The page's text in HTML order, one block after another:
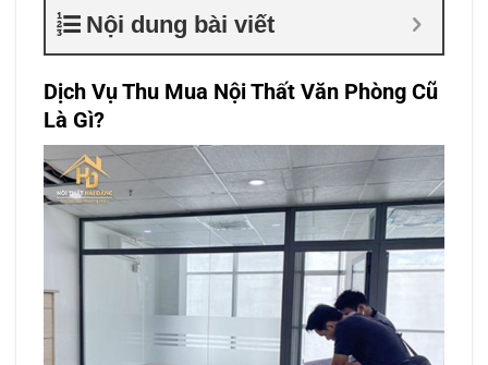
Nội dung bài viết
Dịch Vụ Thu Mua Nội Thất Văn Phòng Cũ
Là Gì?